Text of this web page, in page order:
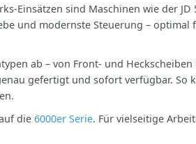
Einsätzen sind Maschinen wie der JD
und modernste Steuerung – optimal
ab – von Front- und
gefertigt und sofort verfügbar. So
die 6000er Serie. Für vielseitige